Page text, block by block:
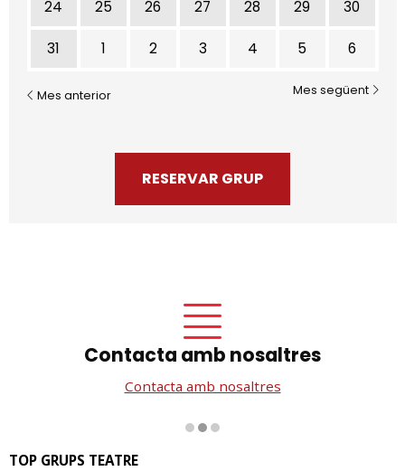
24 25 26 27 28 29 30
31 1 2 3 4 5 6
Mes anterior Mes següent
RESERVAR GRUP
Contacta amb nosaltres
Contacta amb nosaltres
TOP GRUPS TEATRE